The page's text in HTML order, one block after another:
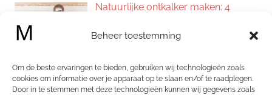
Beheer toestemming
Om de beste ervaringen te bieden, gebruiken wij technologieën zoals
cookies om informatie over je apparaat op te slaan en/of te raadplegen.
Door in te stemmen met deze technologieën kunnen wij gegevens zoals
Natuurlijke ontkalker maken: 4
kalkvrij huis
Zelf allesreiniger maken: 4
natuurlijke recepten voor een